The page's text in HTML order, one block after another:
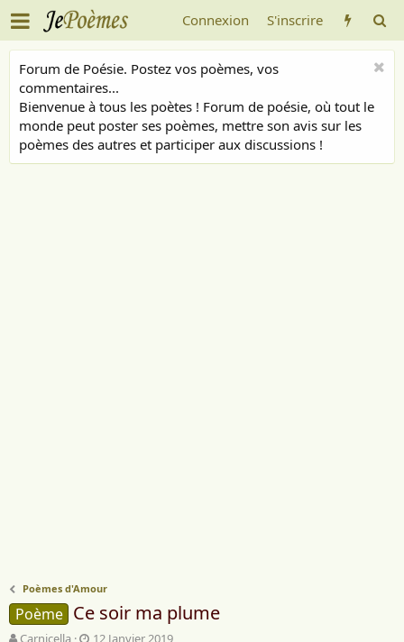
Connexion S'inscrire
Forum de Poésie. Postez vos poèmes, vos
commentaires...
Bienvenue à tous les poètes ! Forum de poésie, où tout le
monde peut poster ses poèmes, mettre son avis sur les
poèmes des autres et participer aux discussions !
Poèmes d'Amour
Poème Ce soir ma plume
A
Carnicella
D12 Janvier 2019